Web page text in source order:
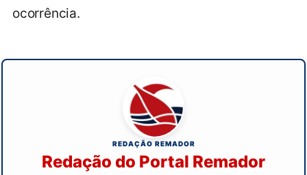
ocorrência.
REDAÇÃO REMADOR
Redação do Portal Remador